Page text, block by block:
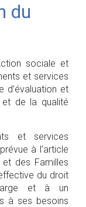
du
sociale et
et services
d’évaluation et
et de la qualité
et services
à l’article
et des Familles
du droit
et à un
à ses besoins